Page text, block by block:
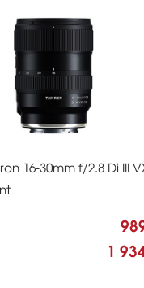
16-30mm f/2.8 Di III
1